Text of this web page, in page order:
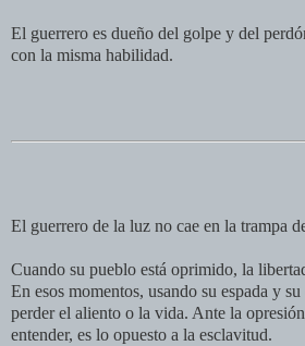
El guerrero es dueño del golpe y del
con la misma habilidad.
El guerrero de la luz no cae en la trampa
Cuando su pueblo está oprimido, la
En esos momentos, usando su espada y
perder el aliento o la vida. Ante la
entender, es lo opuesto a la esclavitud.